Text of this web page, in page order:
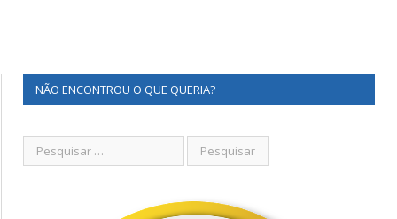
NÃO ENCONTROU O QUE QUERIA?